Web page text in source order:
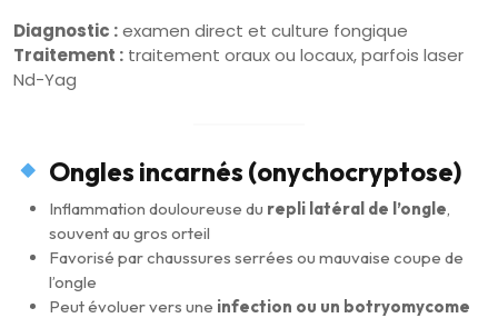
Diagnostic :examen direct et culture fongique
Traitement : traitement oraux ou locaux, parfois laser
Nd-Yag
Ongles incarnés (onychocryptose)
Inflammation douloureuse du repli latéral de l’ongle
souvent au gros orteil
Favorisé par chaussures serrées ou mauvaise coupe de
l’ongle
Peut évoluer vers une infection ou un botryomycome